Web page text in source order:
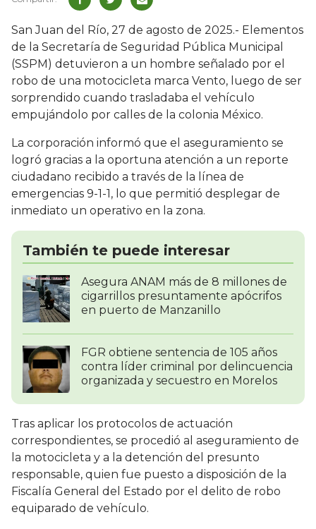
San Juan del Río, 27 de agosto de 2025.- Elementos
de la Secretaría de Seguridad Pública Municipal
(SSPM) detuvieron a un hombre señalado por el
robo de una motocicleta marca Vento, luego de ser
sorprendido cuando trasladaba el vehículo
empujándolo por calles de la colonia México.
La corporación informó que el aseguramiento se
logró gracias a la oportuna atención a un reporte
ciudadano recibido a través de la línea de
emergencias 9-1-1, lo que permitió desplegar de
inmediato un operativo en la zona.
También te puede interesar
Asegura ANAM más de 8 millones de
cigarrillos presuntamente apócrifos
en puerto de Manzanillo
FGR obtiene sentencia de 105 años
contra líder criminal por delincuencia
organizada y secuestro en Morelos
Tras aplicar los protocolos de actuación
correspondientes, se procedió al aseguramiento de
la motocicleta y a la detención del presunto
responsable, quien fue puesto a disposición de la
Fiscalía General del Estado por el delito de robo
equiparado de vehículo.